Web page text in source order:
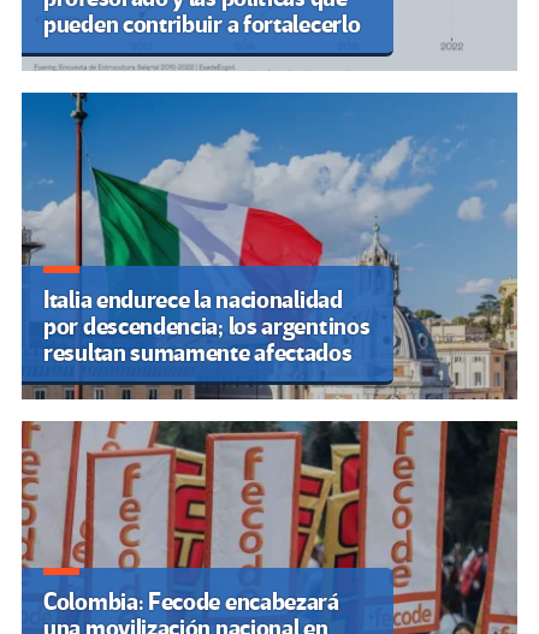
pueden contribuir a fortalecerlo
Italia endurece la nacionalidad
por descendencia; los argentinos
resultan sumamente afectados
Colombia: Fecode encabezará